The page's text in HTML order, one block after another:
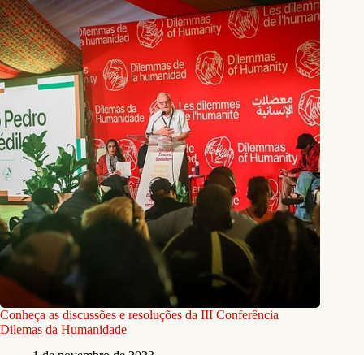
Conheça as discussões e resoluções da III Conferência
Dilemas da Humanidade